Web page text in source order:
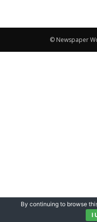
© Newspaper
By continuing to browse
I